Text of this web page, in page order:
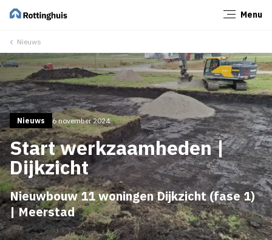
Menu
Nieuws
Nieuws 6 november 2024
Start werkzaamheden |
Dijkzicht
Nieuwbouw 11 woningen Dijkzicht (fase 1)
| Meerstad
Sluiten